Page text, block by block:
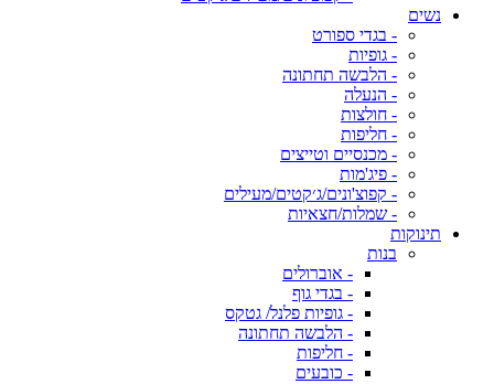
נשים
- בגדי ספורט
- גופיות
- הלבשה תחתונה
- הנעלה
- חולצות
- חליפות
- מכנסיים וטייצים
- פיג'מות
- קפוצ'ונים/ג׳קטים/מעילים
- שמלות/חצאיות
תינוקות
בנות
- אוברולים
- בגדי גוף
- גופיות פלנל/ גטקס
- הלבשה תחתונה
- חליפות
- כובעים